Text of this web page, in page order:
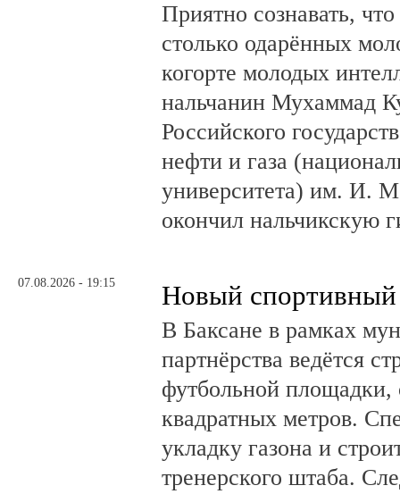
Приятно сознавать,
столько одарённых
когорте молодых
нальчанин Мухаммад
Российского
нефти и газа
университета) им. И.
окончил нальчикскую
07.08.2026 - 19:15 Новый спортивный
В Баксане в рамках
партнёрства ведётся
футбольной
квадратных метров.
укладку газона и
тренерского штаба.